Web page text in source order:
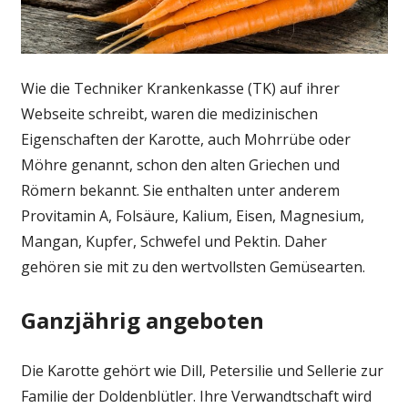
Wie die Techniker Krankenkasse (TK) auf ihrer
Webseite schreibt, waren die medizinischen
Eigenschaften der Karotte, auch Mohrrübe oder
Möhre genannt, schon den alten Griechen und
Römern bekannt. Sie enthalten unter anderem
Provitamin A, Folsäure, Kalium, Eisen, Magnesium,
Mangan, Kupfer, Schwefel und Pektin. Daher
gehören sie mit zu den wertvollsten Gemüsearten.
Ganzjährig angeboten
Die Karotte gehört wie Dill, Petersilie und Sellerie zur
Familie der Doldenblütler. Ihre Verwandtschaft wird